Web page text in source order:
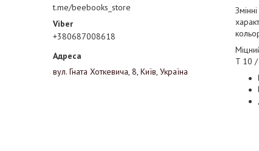
t.me/beebooks_store
+380687008618
вул. Гната Хоткевича, 8, Київ, Україна
T 10 /